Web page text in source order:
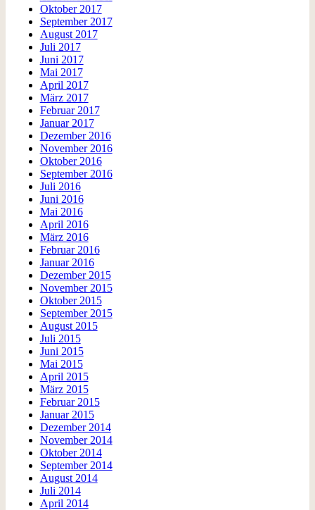
Oktober 2017
September 2017
August 2017
Juli 2017
Juni 2017
Mai 2017
April 2017
März 2017
Februar 2017
Januar 2017
Dezember 2016
November 2016
Oktober 2016
September 2016
Juli 2016
Juni 2016
Mai 2016
April 2016
März 2016
Februar 2016
Januar 2016
Dezember 2015
November 2015
Oktober 2015
September 2015
August 2015
Juli 2015
Juni 2015
Mai 2015
April 2015
März 2015
Februar 2015
Januar 2015
Dezember 2014
November 2014
Oktober 2014
September 2014
August 2014
Juli 2014
April 2014